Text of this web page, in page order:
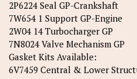
2P6224 Seal GP-Crankshaft
7W654 1 Support GP-Engine
2W04 14 Turbocharger GP
7N8024 Valve Mechanism GP
Gasket Kits Available:
6V7459 Central & Lower